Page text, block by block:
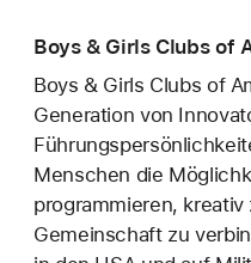
Boys & Girls Clubs of
Boys & Girls Clubs of
Generation von
Menschen die
programmieren,
Gemeinschaft zu